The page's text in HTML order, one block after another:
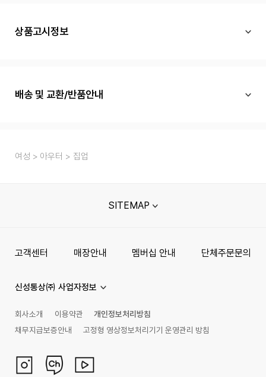
상품고시정보
배송 및 교환/반품안내
여성 아우터 집업
SITEMAP
고객센터 매장안내 멤버십 안내 단체주문문의
신성통상㈜ 사업자정보
회사소개 이용약관
개인정보처리방침
채무지급보증안내
고정형 영상정보처리기기 운영관리 방침